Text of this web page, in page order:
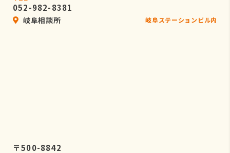
052-982-8381
岐阜相談所 岐阜ステーションビル内
〒500-8842